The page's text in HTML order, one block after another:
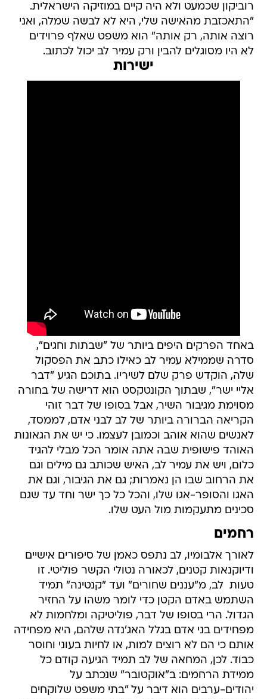
רוביקון שכמעט ולא היה קיים במוזיקה הישראלית.
"התאכזבת מהאישה שלי, היא לא לבשה שמלה, ואני
רוצה אותה, רק אותה" הוא משפט שאלף פרוידים
לא היו מסוגלים להבין ורק עמיר לב יכול לכתוב.
ישירות
באחד הפרקים היפים ביותר של "שבתות וחגים",
סדרה שממילא עמיר לב כאילו כתב את הפסקול
שלה, הוקדש פרק שלם לשיריו. בתוכם הגיע "דבר
אליי ישר", שבתוך הקונטקסט הוא דרישה של בחורה
מסוימת מגיבור השיר, אבל בסופו של דבר זוהי
הקריאה הברורה ביותר של לב לבני אדם, לממסד,
לאנשים שהוא אוהב וכמובן לעצמו. כי יש את הגאונות
האוהד פישופית שבה אתה אומר הכל מבלי להגיד
כלום, ויש את עמיר לב, האיש שכותב גם מילים וגם
את הרחוב שבו הן נאמרות; גם את הגיבור, וגם את
האגו והסופר-אגו שלו, והכל כל כך ישר וחד עד שגם
סכינים מתעקמות מול העט שלו.
רחמים
לאורך אלבומיו, לב נתפס כאמן של סיפורים אישיים
ודיוקנאות קטנים, לכאורה נטולי הקשר פוליטי. זו
טעות  לב, מ"עננים שחורים" ועד "קנטינה" תמיד
השתמש באדם הקטן כדי לומר משהו על החזיר
הגדול. הרי בסופו של דבר, פוליטיקה ומלחמות לא
מפחידים בני אדם בגלל האג'נדה שלהם, היא מפחידה
אותם כי הם לא רוצים למות, או לחיות בעוני וחוסר
כבוד. לכן, המחאה של לב תמיד הגיעה קודם כל
ממידת הרחמים: ב"אוקטובר" שנכתב על
יהודים-ערבים הוא דיבר על "בתי משפט שלוקחים